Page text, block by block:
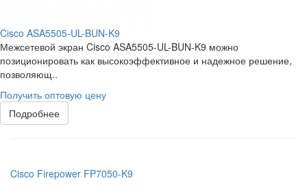
Cisco ASA5505-UL-BUN-K9
Межсетевой экран Cisco ASA5505-UL-BUN-K9 можно
позиционировать как высокоэффективное и надежное решение,
позволяющ..
Получить оптовую цену
Подробнее
Cisco Firepower FP7050-K9